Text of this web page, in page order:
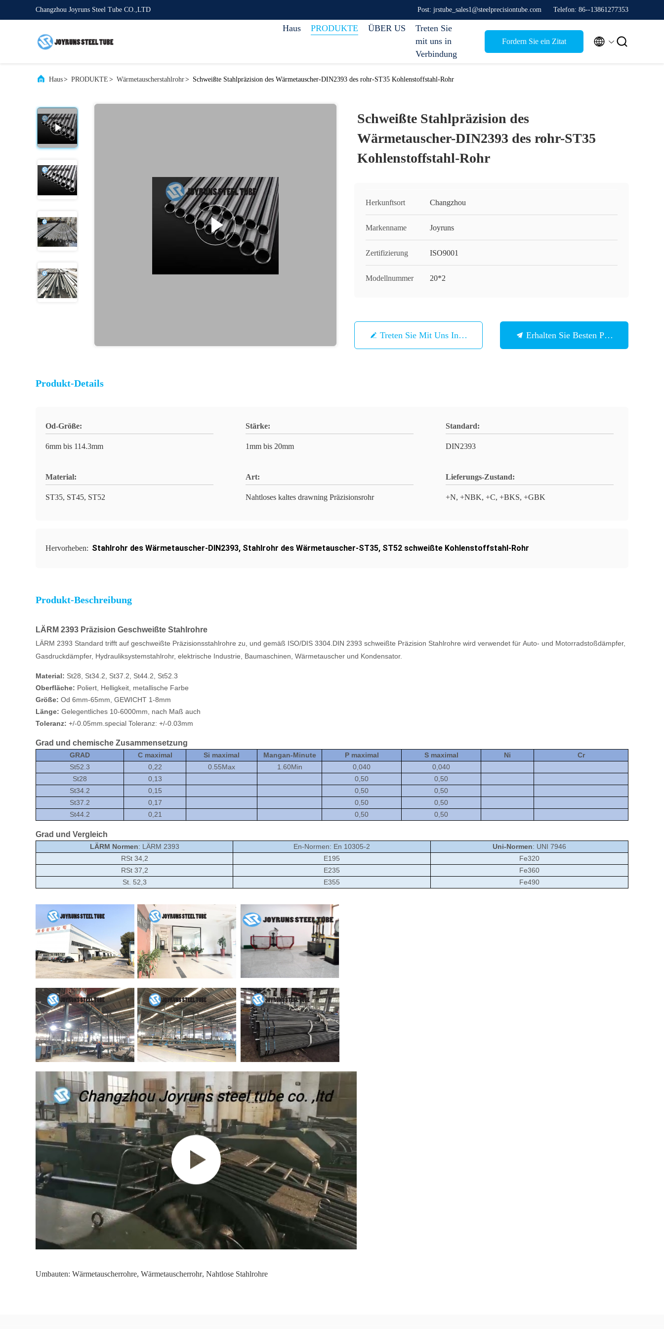
Changzhou Joyruns Steel Tube CO.,LTD Post: jrstube_sales1@steelprecisiontube.com Telefon: 86--13861277353
Haus PRODUKTE ÜBER US
Treten Sie
mit uns in
Verbindung
Fordern Sie ein Zitat  
Haus> PRODUKTE > Wärmetauscherstahlrohr> Schweißte Stahlpräzision des Wärmetauscher-DIN2393 des rohr-ST35 Kohlenstoffstahl-Rohr
Schweißte Stahlpräzision des
Wärmetauscher-DIN2393 des rohr-ST35
Kohlenstoffstahl-Rohr
Herkunftsort Changzhou
Markenname Joyruns
Zertifizierung ISO9001
Modellnummer 20*2
Treten Sie Mit Uns In Verbindung Erhalten Sie Besten Preis
Produkt-Details
Od-Größe:
6mm bis 114.3mm
Stärke:
1mm bis 20mm
Standard:
DIN2393
Material:
ST35, ST45, ST52
Art:
Nahtloses kaltes drawning Präzisionsrohr
Lieferungs-Zustand:
+N, +NBK, +C, +BKS, +GBK
Hervorheben: Stahlrohr des Wärmetauscher-DIN2393, Stahlrohr des Wärmetauscher-ST35, ST52 schweißte Kohlenstoffstahl-Rohr
Produkt-Beschreibung
LÄRM 2393 Präzision Geschweißte Stahlrohre
LÄRM 2393 Standard trifft auf geschweißte Präzisionsstahlrohre zu, und gemäß ISO/DIS 3304.DIN 2393 schweißte Präzision Stahlrohre wird verwendet für Auto- und Motorradstoßdämpfer,
Gasdruckdämpfer, Hydrauliksystemstahlrohr, elektrische Industrie, Baumaschinen, Wärmetauscher und Kondensator.
Material: St28, St34.2, St37.2, St44.2, St52.3
Oberfläche: Poliert, Helligkeit, metallische Farbe
Größe: Od 6mm-65mm, GEWICHT 1-8mm
Länge: Gelegentliches 10-6000mm, nach Maß auch
Toleranz: +/-0.05mm.special Toleranz: +/-0.03mm
Grad und chemische Zusammensetzung
GRAD C maximal Si maximal Mangan-Minute P maximal S maximal Ni
Cr
St52.3
0,22 0.55Max 1.60Min 0,040
0,040
St28
0,13 0,50
0,50
St34.2
0,15 0,50
0,50
St37.2
0,17 0,50
0,50
St44.2
0,21 0,50 0,50
Grad und Vergleich
LÄRM Normen: LÄRM 2393 En-Normen: En 10305-2 Uni-Normen: UNI 7946
RSt 34,2
E195
Fe320
RSt 37,2
E235
Fe360
St. 52,3
E355 Fe490
Umbauten: Wärmetauscherrohre, Wärmetauscherrohr, Nahtlose Stahlrohre